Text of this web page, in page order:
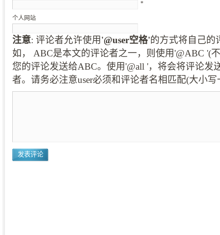
*
个人网站
注意: 评论者允许使用'@user空格'的方式将自己的
如， ABC是本文的评论者之一，则使用'@ABC '(
您的评论发送给ABC。使用'@all '，将会将评论发
者。请务必注意user必须和评论者名相匹配(大小写